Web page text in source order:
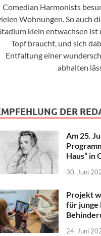
Comedian Harmonists
Wohnungen. So auch
klein entwachsen ist
Topf braucht, und sich
Entfaltung einer
abhalten
DER
Am 25.
Haus“ in
30. Juni
Projekt
für junge
24. Juni